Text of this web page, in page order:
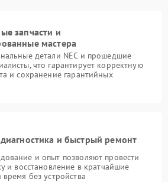
запчасти и
мастера
детали NEC и прошедшие
что гарантирует корректную
и сохранение гарантийных
и быстрый ремонт
и опыт позволяют провести
и восстановление в кратчайшие
без устройства